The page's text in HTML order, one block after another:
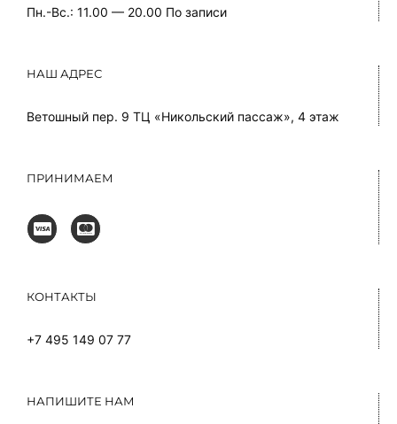
Пн.-Вс.: 11.00 — 20.00 По записи
НАШ АДРЕС
Ветошный пер. 9 ТЦ «Никольский пассаж», 4 этаж
ПРИНИМАЕМ
КОНТАКТЫ
+7 495 149 07 77
НАПИШИТЕ НАМ